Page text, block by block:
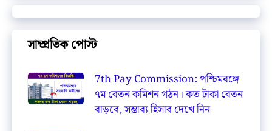
সাম্প্রতিক পোস্ট
7th Pay Commission: পশ্চিমবঙ্গে
৭ম বেতন কমিশন গঠন। কত টাকা বেতন
বাড়বে, সম্ভাব্য হিসাব দেখে নিন